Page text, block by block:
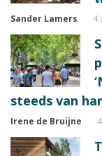
Sander Lamers 4
steeds van
Irene de Bruijne